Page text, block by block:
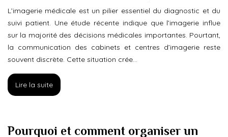
L’imagerie médicale est un pilier essentiel du diagnostic et du
suivi patient. Une étude récente indique que l’imagerie influe
sur la majorité des décisions médicales importantes. Pourtant,
la communication des cabinets et centres d’imagerie reste
souvent discrète. Cette situation crée…
Lire la suite
Pourquoi et comment organiser un